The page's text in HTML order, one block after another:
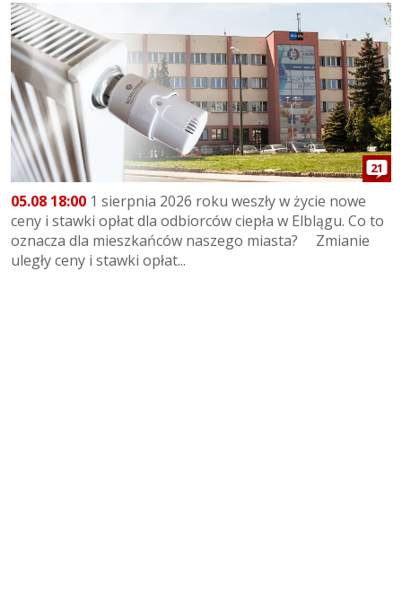
21
05.08 18:00 1 sierpnia 2026 roku weszły w życie nowe
ceny i stawki opłat dla odbiorców ciepła w Elblągu. Co to
oznacza dla mieszkańców naszego miasta? Zmianie
uległy ceny i stawki opłat...